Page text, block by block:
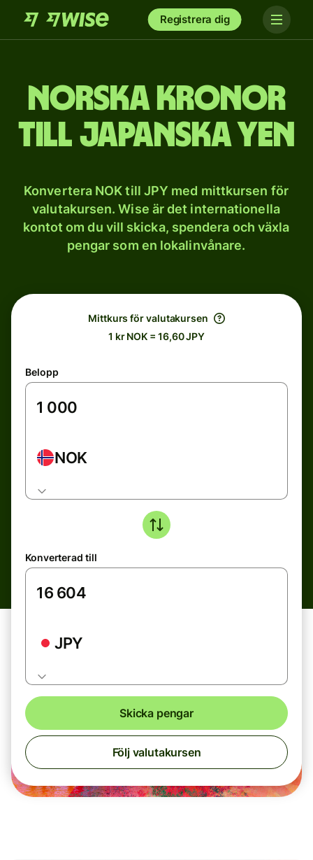
Registrera dig
Norska kronor
till japanska yen
Konvertera NOK till JPY med mittkursen för
valutakursen. Wise är det internationella
kontot om du vill skicka, spendera och växla
pengar som en lokalinvånare.
Mittkurs för valutakursen
1 kr NOK = 16,60 JPY
Belopp
NOK
Konverterad till
JPY
Skicka pengar
Följ valutakursen